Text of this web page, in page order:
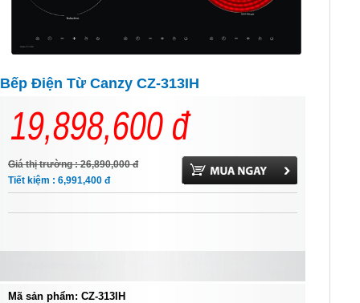
Bếp Điện Từ Canzy CZ-313IH
19,898,600đ
Giá thị trường : 26,890,000đ
Tiết kiệm : 6,991,400 đ
Mã sản phẩm: CZ-313IH